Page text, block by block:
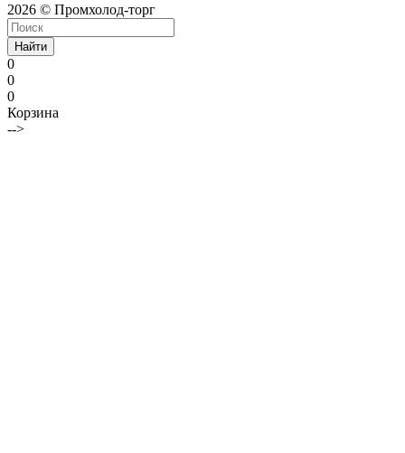
2026 © Промхолод-торг
Найти
0
0
0
Корзина
-->